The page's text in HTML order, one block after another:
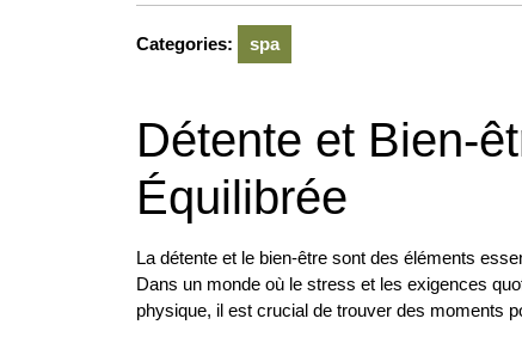
Categories: spa
Détente et Bien-
Équilibrée
La détente et le bien-être sont des éléments
Dans un monde où le stress et les exigences
physique, il est crucial de trouver des moments